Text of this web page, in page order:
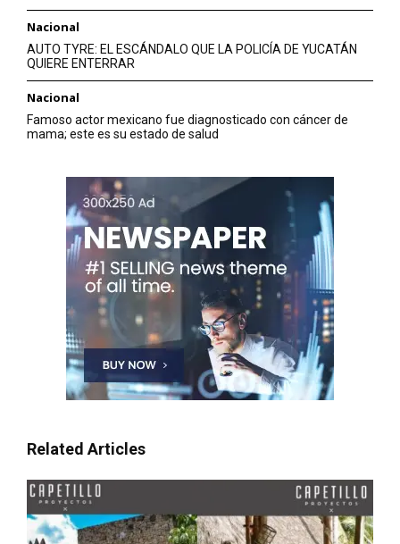
Nacional
AUTO TYRE: EL ESCÁNDALO QUE LA POLICÍA DE YUCATÁN
QUIERE ENTERRAR
Nacional
Famoso actor mexicano fue diagnosticado con cáncer de
mama; este es su estado de salud
Related Articles